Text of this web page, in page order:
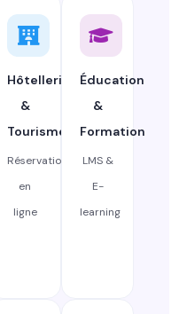
Hôtellerie
&
Tourisme
Réservation
en
ligne
Éducation
&
Formation
LMS &
E-
learning